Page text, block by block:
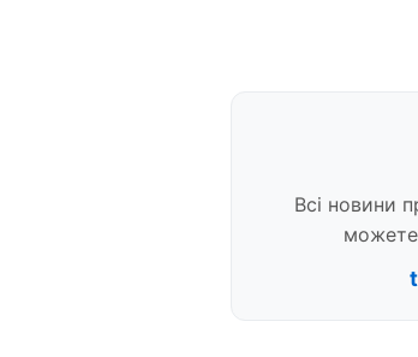
Всі новини
можете